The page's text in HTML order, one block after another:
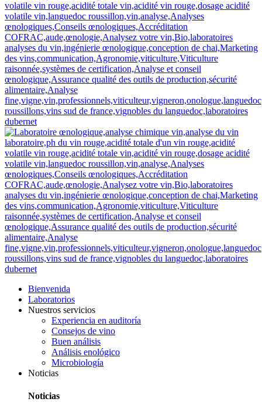
Bienvenida
Laboratorios
Nuestros servicios
Experiencia en auditoría
Consejos de vino
Buen análisis
Análisis enológico
Microbiología
Noticias
Noticias